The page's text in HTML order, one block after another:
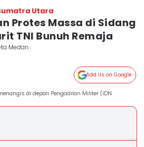
Utara
Protes Massa di Sidang
TNI Bunuh Remaja
Medan
Add Us on Google
di depan Pengadilan Militer (IDN